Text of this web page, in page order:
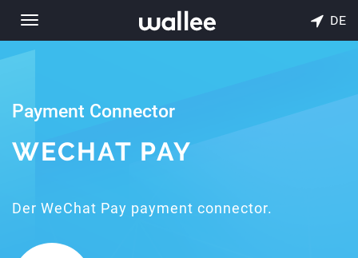
Toggle
navigation
DE
Payment Connector
WECHAT PAY
Der WeChat Pay payment connector.